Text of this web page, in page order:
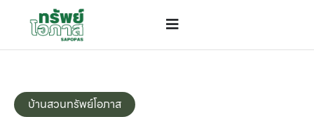
บ้านสวนทรัพย์โอภาส